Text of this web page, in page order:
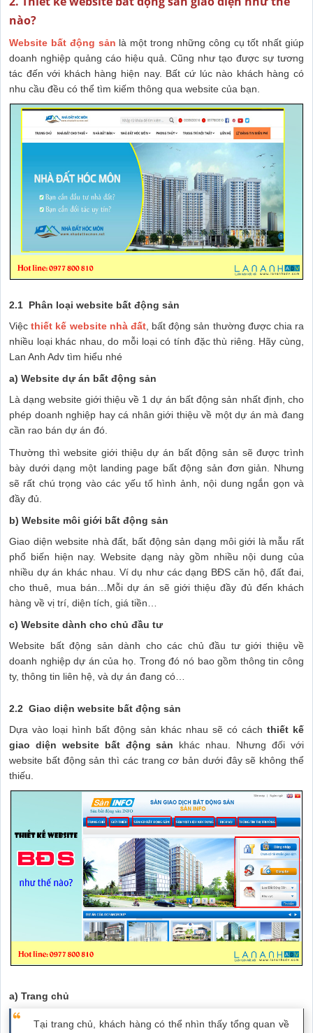
nào?
Website bất động sản là một trong những công cụ tốt nhất giúp
doanh nghiệp quảng cáo hiệu quả. Cũng như tạo được sự tương
tác đến với khách hàng hiện nay. Bất cứ lúc nào khách hàng có
nhu cầu đều có thể tìm kiếm thông qua website của bạn.
2.1 Phân loại website bất động sản
Việcthiết kế website nhà đất, bất động sản thường được chia ra
nhiều loại khác nhau, do mỗi loại có tính đặc thù riêng. Hãy cùng,
Lan Anh Adv tìm hiểu nhé
a) Website dự án bất động sản
Là dạng website giới thiệu về 1 dự án bất động sản nhất định, cho
phép doanh nghiệp hay cá nhân giới thiệu về một dự án mà đang
cần rao bán dự án đó.
Thường thì website giới thiệu dự án bất động sản sẽ được trình
bày dưới dạng một landing page bất động sản đơn giản. Nhưng
sẽ rất chú trọng vào các yếu tố hình ảnh, nội dung ngắn gọn và
đầy đủ.
b) Website môi giới bất động sản
Giao diện website nhà đất, bất động sản dạng môi giới là mẫu rất
phổ biến hiện nay. Website dạng này gồm nhiều nội dung của
nhiều dự án khác nhau. Ví dụ như các dạng BĐS căn hộ, đất đai,
cho thuê, mua bán…Mỗi dự án sẽ giới thiệu đầy đủ đến khách
hàng về vị trí, diện tích, giá tiền…
c) Website dành cho chủ đầu tư
Website bất động sản dành cho các chủ đầu tư giới thiệu về
doanh nghiệp dự án của họ. Trong đó nó bao gồm thông tin công
ty, thông tin liên hệ, và dự án đang có…
2.2 Giao diện website bất động sản
Dựa vào loại hình bất động sản khác nhau sẽ có cách thiết kế
giao diện website bất động sản khác nhau. Nhưng đối với
website bất động sản thì các trang cơ bản dưới đây sẽ không thể
thiếu.
a) Trang chủ
Tại trang chủ, khách hàng có thể nhìn thấy tổng quan về